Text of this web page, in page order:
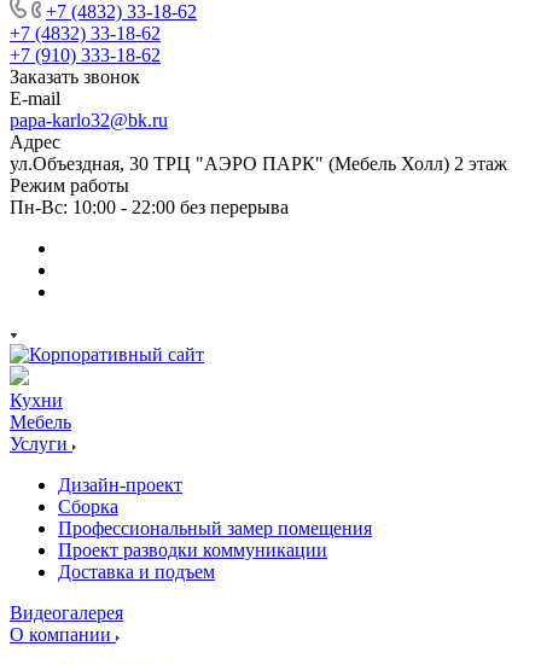
+7 (4832) 33-18-62
+7 (4832) 33-18-62
+7 (910) 333-18-62
Заказать звонок
E-mail
papa-karlo32@bk.ru
Адрес
ул.Объездная, 30 ТРЦ "АЭРО ПАРК" (Мебель Холл) 2 этаж
Режим работы
Пн-Вс: 10:00 - 22:00 без перерыва
Кухни
Мебель
Услуги
Дизайн-проект
Сборка
Профессиональный замер помещения
Проект разводки коммуникации
Доставка и подъем
Видеогалерея
О компании